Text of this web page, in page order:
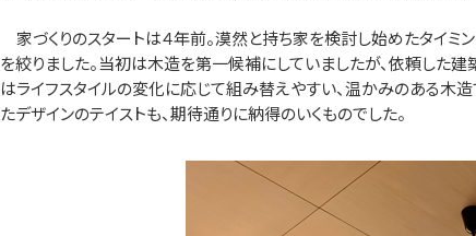
家づくりのスタートは４年前。漠然と持ち家を検討し始めたタイ
を絞りました。当初は木造を第一候補にしていましたが、依頼した
はライフスタイルの変化に応じて組み替えやすい、温かみのある木
たデザインのテイストも、期待通りに納得のいくものでした。